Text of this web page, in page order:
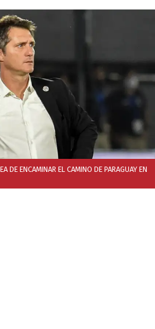
DE ENCAMINAR EL CAMINO DE PARAGUAY EN